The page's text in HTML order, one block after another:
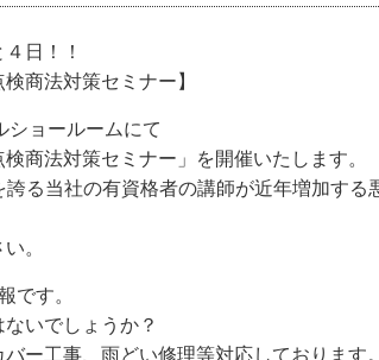
日！！
商法対策セミナー】
ショールームにて
検商法対策セミナー」を開催いたします。
る当社の有資格者の講師が近年増加す
。
です。
いでしょうか？
ー工事、雨どい修理等対応しております